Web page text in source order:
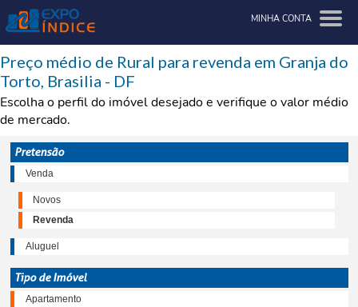
MINHA CONTA
Preço médio de Rural para revenda em Granja do
Torto, Brasilia - DF
Escolha o perfil do imóvel desejado e verifique o valor médio
de mercado.
Pretensão
Venda
Novos
Revenda
Aluguel
Tipo de Imóvel
Apartamento